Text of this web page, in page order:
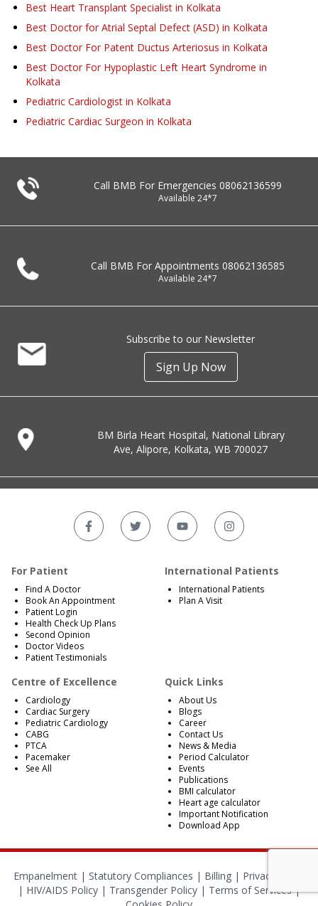
Best Heart Transplant Specialist in Kolkata
Best Doctor for Atrial Septal Defect (ASD) in Kolkata
Best Doctor For Patent Ductus Arteriosus in Kolkata
Best Doctor For Hypoplastic Left Heart Syndrome in
Kolkata
Pediatric Cardiologist in Kolkata
Pediatric Cardiac Surgeon in Kolkata
Call BMB For Emergencies 08062136599
Available 24*7
Call BMB For Appointments 08062136585
Available 24*7
Subscribe to our Newsletter
Sign Up Now
BM Birla Heart Hospital, National Library
Ave, Alipore, Kolkata, WB 700027
For Patient
Find A Doctor
Book An Appointment
Patient Login
Health Check Up Plans
Second Opinion
Doctor Videos
Patient Testimonials
International Patients
International Patients
Plan A Visit
Centre of Excellence
Cardiology
Cardiac Surgery
Pediatric Cardiology
CABG
PTCA
Pacemaker
See All
Quick Links
About Us
Blogs
Career
Contact Us
News & Media
Period Calculator
Events
Publications
BMI calculator
Heart age calculator
Important Notification
Download App
Empanelment| Statutory Compliances | Billing| Privacy Policy
| HIV/AIDS Policy | Transgender Policy | Terms of Services|